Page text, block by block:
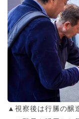
▲視察後は行縢の醸